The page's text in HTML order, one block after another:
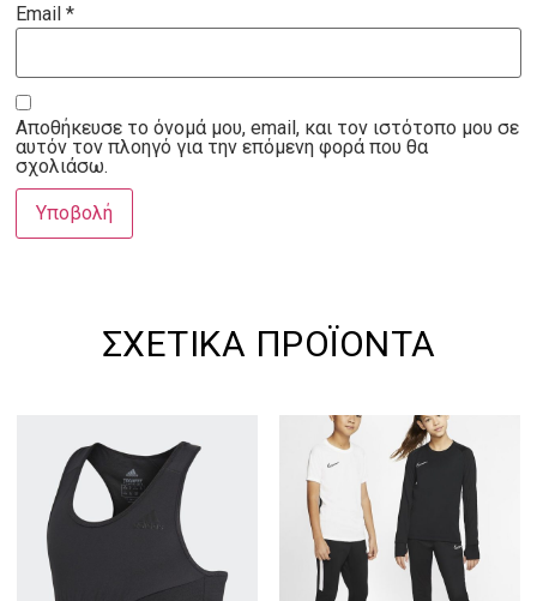
Email*
Αποθήκευσε το όνομά μου, email, και τον ιστότοπο μου σε
αυτόν τον πλοηγό για την επόμενη φορά που θα
σχολιάσω.
ΣΧΕΤΙΚΆ ΠΡΟΪΌΝΤΑ